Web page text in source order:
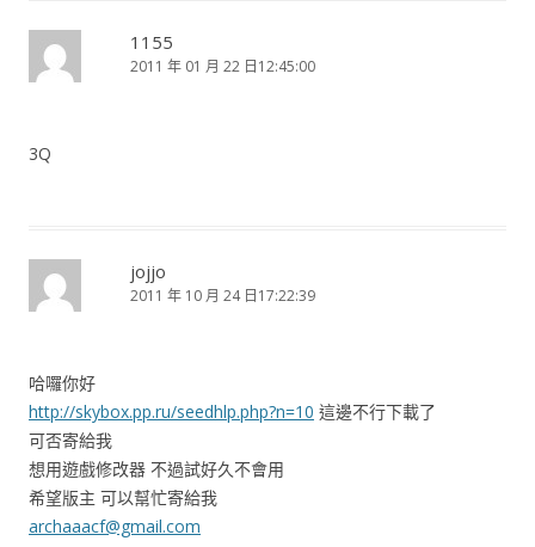
1155
2011 年 01 月 22 日12:45:00
3Q
jojjo
2011 年 10 月 24 日17:22:39
哈囉你好
http://skybox.pp.ru/seedhlp.php?n=10 這邊不行下載了
可否寄給我
想用遊戲修改器 不過試好久不會用
希望版主 可以幫忙寄給我
archaaacf@gmail.com